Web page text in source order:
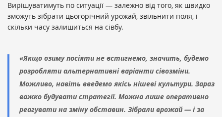
Вирішуватимуть по ситуації — залежно від того, як швидко
зможуть зібрати цьогорічний урожай, звільнити поля, і
скільки часу залишиться на сівбу.
«Якщо озиму посіяти не встигнемо, значить, будемо
розробляти альтернативні варіанти сівозміни.
Можливо, навіть введемо якісь нішеві культури. Зараз
важко будувати стратегії. Можна лише оперативно
реагувати на зміну обставин. Зібрали врожай — і за